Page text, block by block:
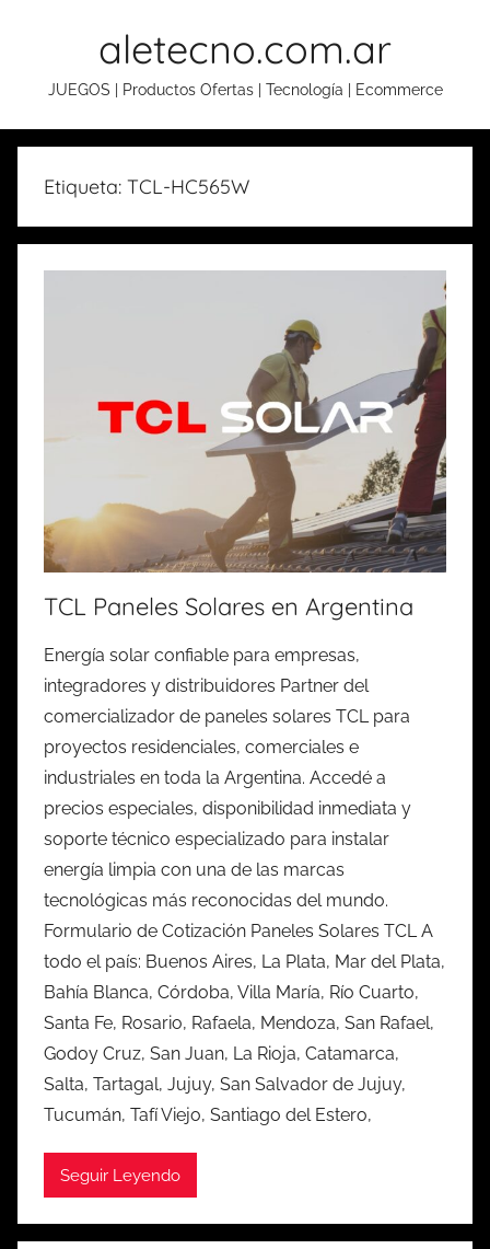
aletecno.com.ar
JUEGOS | Productos Ofertas | Tecnología | Ecommerce
Etiqueta: TCL-HC565W
TCL Paneles Solares en Argentina
Energía solar confiable para empresas,
integradores y distribuidores Partner del
comercializador de paneles solares TCL para
proyectos residenciales, comerciales e
industriales en toda la Argentina. Accedé a
precios especiales, disponibilidad inmediata y
soporte técnico especializado para instalar
energía limpia con una de las marcas
tecnológicas más reconocidas del mundo.
Formulario de Cotización Paneles Solares TCL A
todo el país: Buenos Aires, La Plata, Mar del Plata,
Bahía Blanca, Córdoba, Villa María, Río Cuarto,
Santa Fe, Rosario, Rafaela, Mendoza, San Rafael,
Godoy Cruz, San Juan, La Rioja, Catamarca,
Salta, Tartagal, Jujuy, San Salvador de Jujuy,
Tucumán, Tafí Viejo, Santiago del Estero,
Seguir Leyendo